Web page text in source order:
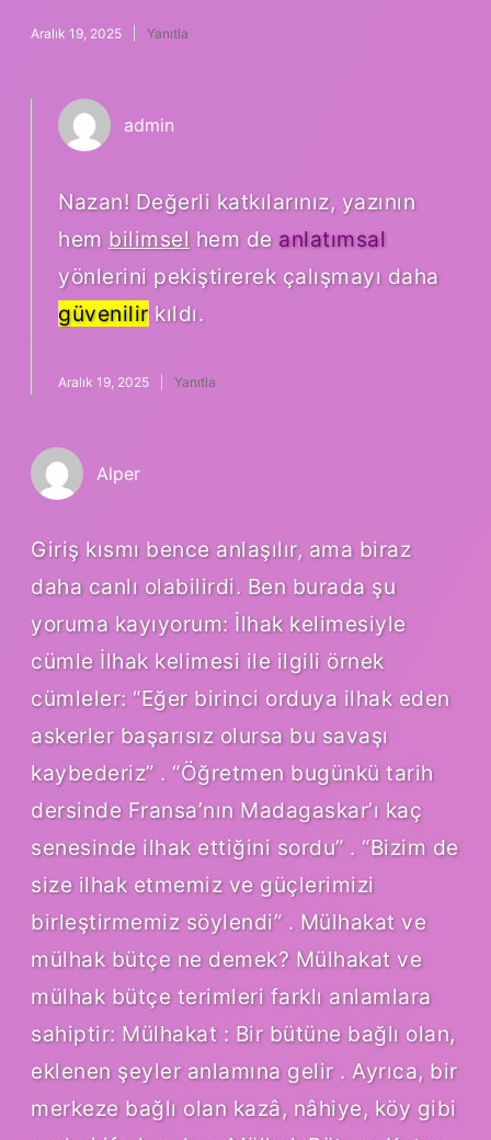
Aralık 19, 2025 Yanıtla
admin
Nazan! Değerli katkılarınız, yazının
hem bilimsel hem de anlatımsal
yönlerini pekiştirerek çalışmayı daha
güvenilir kıldı.
Aralık 19, 2025 Yanıtla
Alper
Giriş kısmı bence anlaşılır, ama biraz
daha canlı olabilirdi. Ben burada şu
yoruma kayıyorum: İlhak kelimesiyle
cümle İlhak kelimesi ile ilgili örnek
cümleler: “Eğer birinci orduya ilhak eden
askerler başarısız olursa bu savaşı
kaybederiz” . “Öğretmen bugünkü tarih
dersinde Fransa’nın Madagaskar’ı kaç
senesinde ilhak ettiğini sordu” . “Bizim de
size ilhak etmemiz ve güçlerimizi
birleştirmemiz söylendi” . Mülhakat ve
mülhak bütçe ne demek? Mülhakat ve
mülhak bütçe terimleri farklı anlamlara
sahiptir: Mülhakat : Bir bütüne bağlı olan,
eklenen şeyler anlamına gelir . Ayrıca, bir
merkeze bağlı olan kazâ, nâhiye, köy gibi